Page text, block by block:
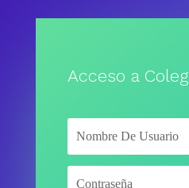
Acceso a